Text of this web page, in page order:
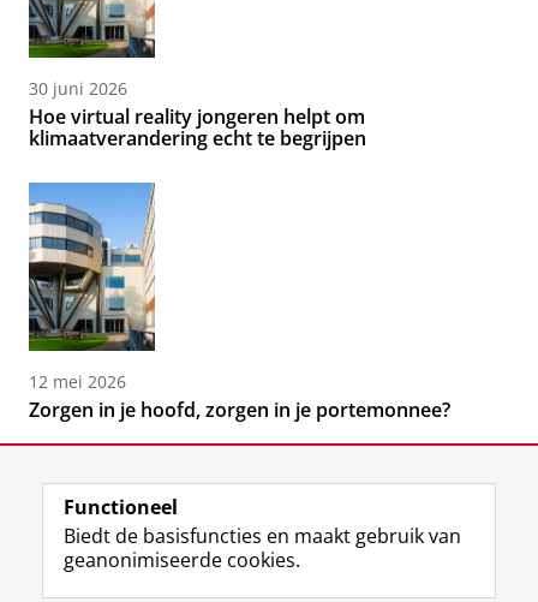
30 juni 2026
Hoe virtual reality jongeren helpt om
klimaatverandering echt te begrijpen
12 mei 2026
Zorgen in je hoofd, zorgen in je portemonnee?
Functioneel
Biedt de basisfuncties en maakt gebruik van
geanonimiseerde cookies.